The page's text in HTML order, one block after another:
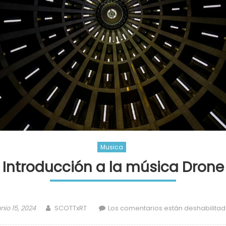
Musica
Introducción a la música Drone
15, 2024 Author
SCOTTxRT Los comentarios están